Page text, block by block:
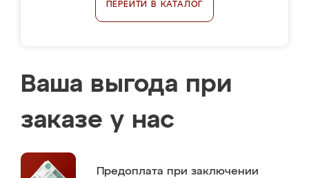
ПЕРЕЙТИ В КАТАЛОГ
Ваша выгода при
заказе у нас
Предоплата при заключении